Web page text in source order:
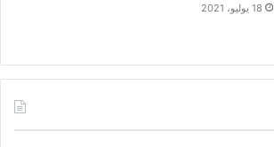
18 يوليو، 2021